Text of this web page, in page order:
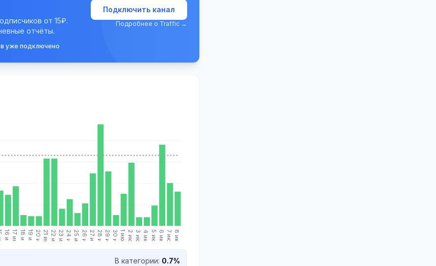
от 15₽.
отчёты.
уже подключено
Подключить канал
Подробнее о Traffic →
16 июн.17 июн. 18 июн.19 июн.20 июн.21 июн.22 июн.23 июн.24 июн.25 июн.26 июн.27 июн.28 июн.29 июн.30 июн. 1 июл. 2 июл.3 июл.4 июл. 5 июл.6 июл. 7 июл. 8 июл.
В категории: 0.7%